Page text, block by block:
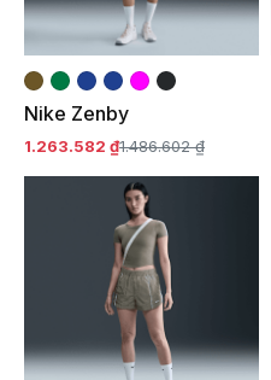
Nike Zenby
1.263.582 ₫1.486.602 ₫